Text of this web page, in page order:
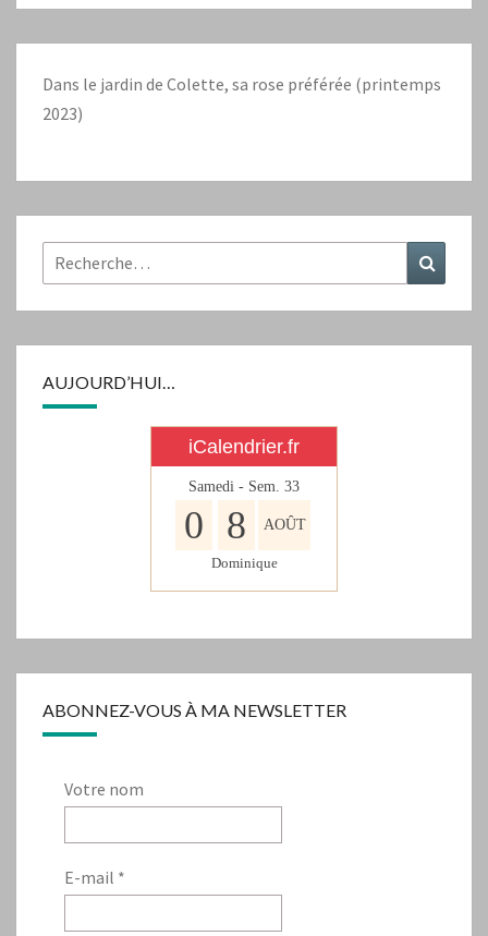
Dans le jardin de Colette, sa rose préférée (printemps
2023)
Rechercher :
AUJOURD’HUI…
iCalendrier.fr
Samedi - Sem. 33
0 8 AOÛT
Dominique
ABONNEZ-VOUS À MA NEWSLETTER
Votre nom
E-mail *